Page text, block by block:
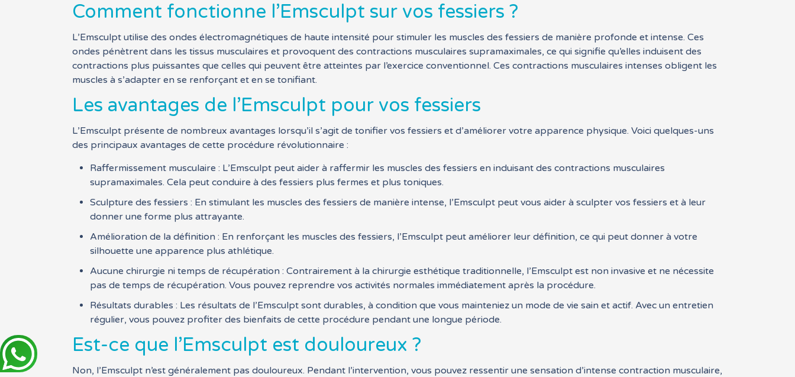
Comment fonctionne l’Emsculpt sur vos fessiers ?
L’Emsculpt utilise des ondes électromagnétiques de haute intensité pour stimuler les muscles des fessiers de manière profonde et intense. Ces
ondes pénètrent dans les tissus musculaires et provoquent des contractions musculaires supramaximales, ce qui signifie qu’elles induisent des
contractions plus puissantes que celles qui peuvent être atteintes par l’exercice conventionnel. Ces contractions musculaires intenses obligent les
muscles à s’adapter en se renforçant et en se tonifiant.
Les avantages de l’Emsculpt pour vos fessiers
L’Emsculpt présente de nombreux avantages lorsqu’il s’agit de tonifier vos fessiers et d’améliorer votre apparence physique. Voici quelques-uns
des principaux avantages de cette procédure révolutionnaire :
Raffermissement musculaire : L’Emsculpt peut aider à raffermir les muscles des fessiers en induisant des contractions musculaires
supramaximales. Cela peut conduire à des fessiers plus fermes et plus toniques.
Sculpture des fessiers : En stimulant les muscles des fessiers de manière intense, l’Emsculpt peut vous aider à sculpter vos fessiers et à leur
donner une forme plus attrayante.
Amélioration de la définition : En renforçant les muscles des fessiers, l’Emsculpt peut améliorer leur définition, ce qui peut donner à votre
silhouette une apparence plus athlétique.
Aucune chirurgie ni temps de récupération : Contrairement à la chirurgie esthétique traditionnelle, l’Emsculpt est non invasive et ne nécessite
pas de temps de récupération. Vous pouvez reprendre vos activités normales immédiatement après la procédure.
Résultats durables : Les résultats de l’Emsculpt sont durables, à condition que vous mainteniez un mode de vie sain et actif. Avec un entretien
régulier, vous pouvez profiter des bienfaits de cette procédure pendant une longue période.
Est-ce que l’Emsculpt est douloureux ?
Non, l’Emsculpt n’est généralement pas douloureux. Pendant l’intervention, vous pouvez ressentir une sensation d’intense contraction musculaire,